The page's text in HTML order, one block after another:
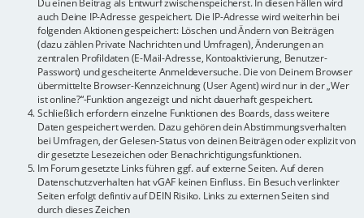
Du einen Beitrag als Entwurf zwischenspeicherst. In diesen Fällen wird
auch Deine IP-Adresse gespeichert. Die IP-Adresse wird weiterhin bei
folgenden Aktionen gespeichert: Löschen und Ändern von Beiträgen
(dazu zählen Private Nachrichten und Umfragen), Änderungen an
zentralen Profildaten (E-Mail-Adresse, Kontoaktivierung, Benutzer-
Passwort) und gescheiterte Anmeldeversuche. Die von Deinem Browser
übermittelte Browser-Kennzeichnung (User Agent) wird nur in der „Wer
ist online?“-Funktion angezeigt und nicht dauerhaft gespeichert.
Schließlich erfordern einzelne Funktionen des Boards, dass weitere
Daten gespeichert werden. Dazu gehören dein Abstimmungsverhalten
bei Umfragen, der Gelesen-Status von deinen Beiträgen oder explizit von
dir gesetzte Lesezeichen oder Benachrichtigungsfunktionen.
Im Forum gesetzte Links führen ggf. auf externe Seiten. Auf deren
Datenschutzverhalten hat vGAF keinen Einfluss. Ein Besuch verlinkter
Seiten erfolgt defintiv auf DEIN Risiko. Links zu externen Seiten sind
durch dieses Zeichen